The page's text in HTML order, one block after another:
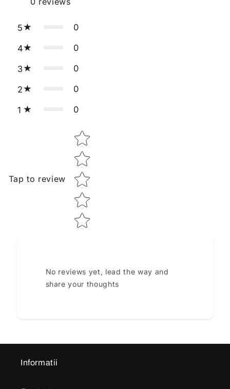
5 0
4 0
3 0
2 0
1 0
Tap to review
Star rating
No reviews yet, lead the way and
share your thoughts
Informatii